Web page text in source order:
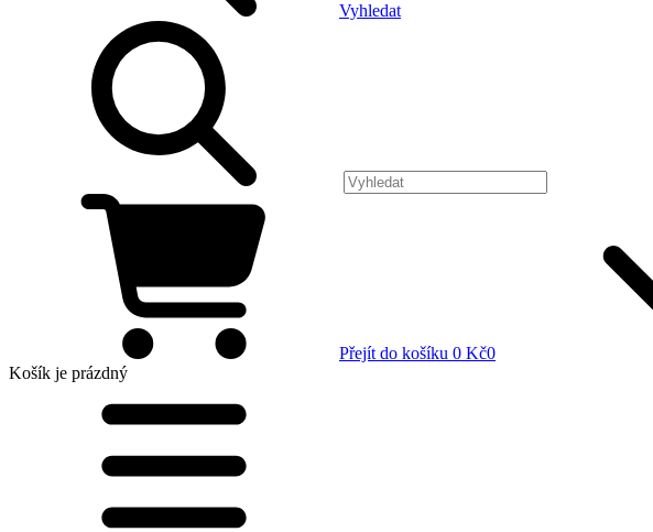
Vyhledat
Přejít do košíku 0 Kč0
Košík je prázdný